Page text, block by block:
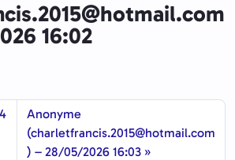
16:02
Anonyme
(charletfrancis.2015@hotmail.com
) – 28/05/2026 16:03